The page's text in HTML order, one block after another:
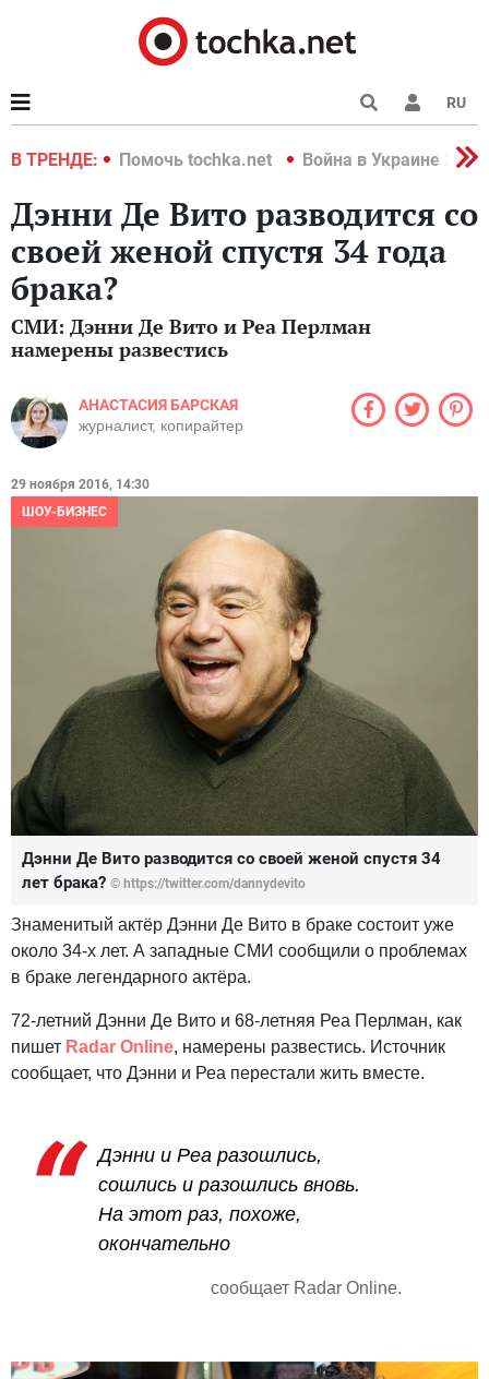
RU
В ТРЕНДЕ:
2022 Помочь tochka.net Война в Украине 2022
Дэнни Де Вито разводится со
своей женой спустя 34 года
брака?
СМИ: Дэнни Де Вито и Реа Перлман
намерены развестись
АНАСТАСИЯ БАРСКАЯ
журналист, копирайтер
29 ноября 2016, 14:30
ШОУ-БИЗНЕС
Дэнни Де Вито разводится со своей женой спустя 34
лет брака? © https://twitter.com/dannydevito
Знаменитый актёр Дэнни Де Вито в браке состоит уже
около 34-х лет. А западные СМИ сообщили о проблемах
в браке легендарного актёра.
72-летний Дэнни Де Вито и 68-летняя Реа Перлман, как
пишет Radar Online, намерены развестись. Источник
сообщает, что Дэнни и Реа перестали жить вместе.
Дэнни и Реа разошлись,
сошлись и разошлись вновь.
На этот раз, похоже,
окончательно
сообщает Radar Online.